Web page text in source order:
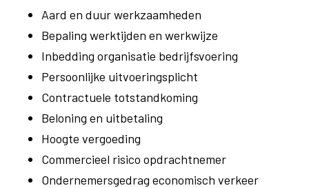
Aard en duur werkzaamheden
Bepaling werktijden en werkwijze
Inbedding organisatie bedrijfsvoering
Persoonlijke uitvoeringsplicht
Contractuele totstandkoming
Beloning en uitbetaling
Hoogte vergoeding
Commercieel risico opdrachtnemer
Ondernemersgedrag economisch verkeer